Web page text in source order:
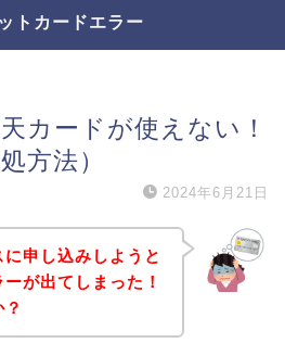
トカードエラー
カードが使えない！
方法）
2024年6月21日
申し込みしようと
が出てしまった！